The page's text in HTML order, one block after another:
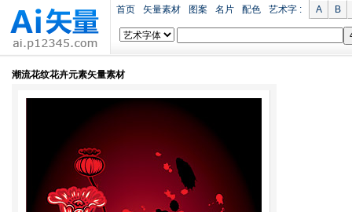
首页 矢量素材 图案 名片 配色 艺术字 : A B
潮流花纹花卉元素矢量素材